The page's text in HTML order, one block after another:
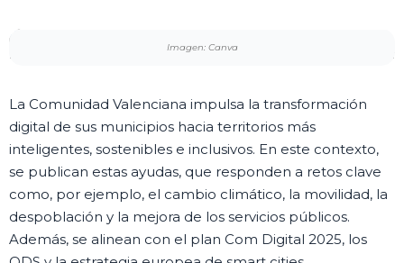
Imagen: Canva
La Comunidad Valenciana impulsa la transformación
digital de sus municipios hacia territorios más
inteligentes, sostenibles e inclusivos. En este contexto,
se publican estas ayudas, que responden a retos clave
como, por ejemplo, el cambio climático, la movilidad, la
despoblación y la mejora de los servicios públicos.
Además, se alinean con el plan Com Digital 2025, los